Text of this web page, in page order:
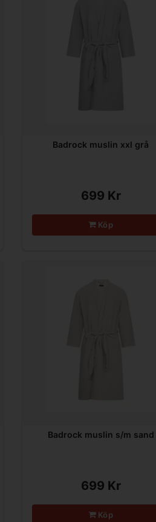
Badrock muslin xxl grå
699 Kr
Köp
Badrock muslin s/m sand
699 Kr
Köp